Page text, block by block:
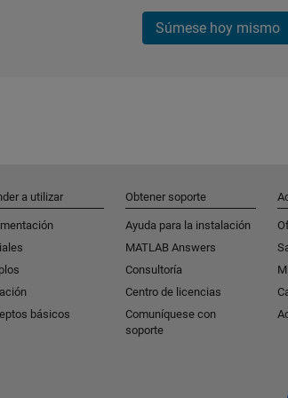
Súmese hoy mismo
a utilizar
básicos
Obtener soporte
Ayuda para la instalación
MATLAB Answers
Consultoría
Centro de licencias
Comuníquese con
soporte